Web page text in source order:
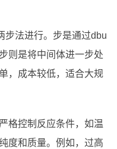
步法进行。步是通过dbu
则是将中间体进一步处
，成本较低，适合大规
格控制反应条件，如温
度和质量。例如，过高